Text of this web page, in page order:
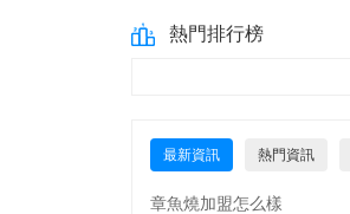
熱門排行榜
最新資訊 熱門資訊
章魚燒加盟怎么樣